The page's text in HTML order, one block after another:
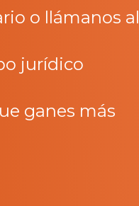
o llámanos al
jurídico
ganes más